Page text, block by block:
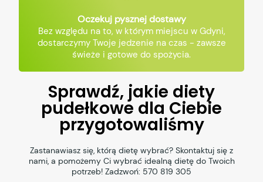
Oczekuj pysznej dostawy
Bez względu na to, w którym miejscu w Gdyni,
dostarczymy Twoje jedzenie na czas - zawsze
świeże i gotowe do spożycia.
Sprawdź, jakie diety
pudełkowe dla Ciebie
przygotowaliśmy
Zastanawiasz się, którą dietę wybrać? Skontaktuj się z
nami, a pomożemy Ci wybrać idealną dietę do Twoich
potrzeb! Zadzwoń: 570 819 305